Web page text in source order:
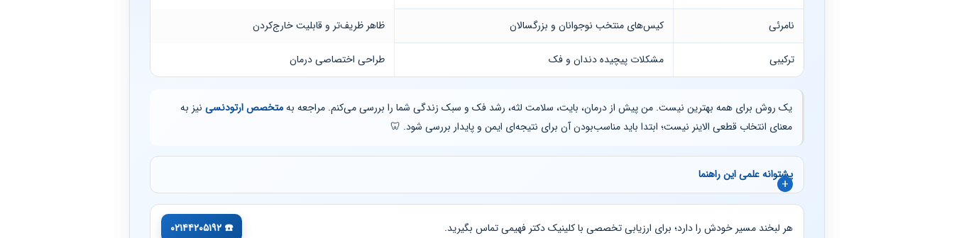
نامرئی کیس‌های منتخب نوجوانان و بزرگسالان ظاهر ظریف‌تر و قابلیت خارج‌کردن
ترکیبی مشکلات پیچیده دندان و فک طراحی اختصاصی درمان
یک روش برای همه بهترین نیست. من پیش از درمان، بایت، سلامت لثه، رشد فک و سبک زندگی شما را بررسی می‌کنم. مراجعه بهمتخصص ارتودنسی نیز به
معنای انتخاب قطعی الاینر نیست؛ ابتدا باید مناسب‌بودن آن برای نتیجه‌ای ایمن و پایدار بررسی شود. 🦷
پشتوانه علمی این راهنما
هر لبخند مسیر خودش را دارد؛ برای ارزیابی تخصصی با کلینیک دکتر فهیمی تماس بگیرید. ☎️ ۰۲۱۴۴۲۰۵۱۹۲